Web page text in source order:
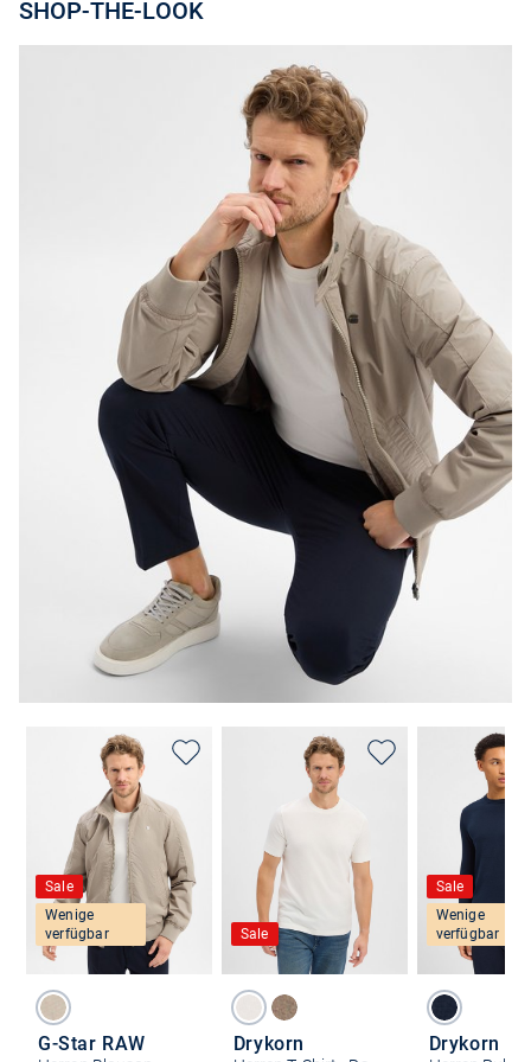
SHOP-THE-LOOK
Sale
Wenige
verfügbar
G-Star RAW
Sale
Drykorn
Sale
Wenige
verfügbar
Drykorn